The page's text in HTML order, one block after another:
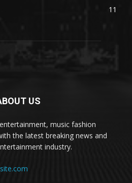
11
US
music fashion
the latest breaking news and
industry.